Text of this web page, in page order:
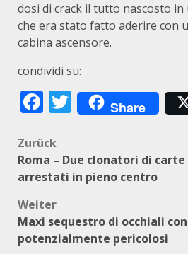
dosi di crack il tutto nascosto
che era stato fatto aderire con
cabina ascensore.
condividi su:
Facebook
Twitter
Share
Beitragsnavigation
Zurück
Roma – Due clonatori di
arrestati in pieno centro
Weiter
Maxi sequestro di occhiali
potenzialmente pericolosi